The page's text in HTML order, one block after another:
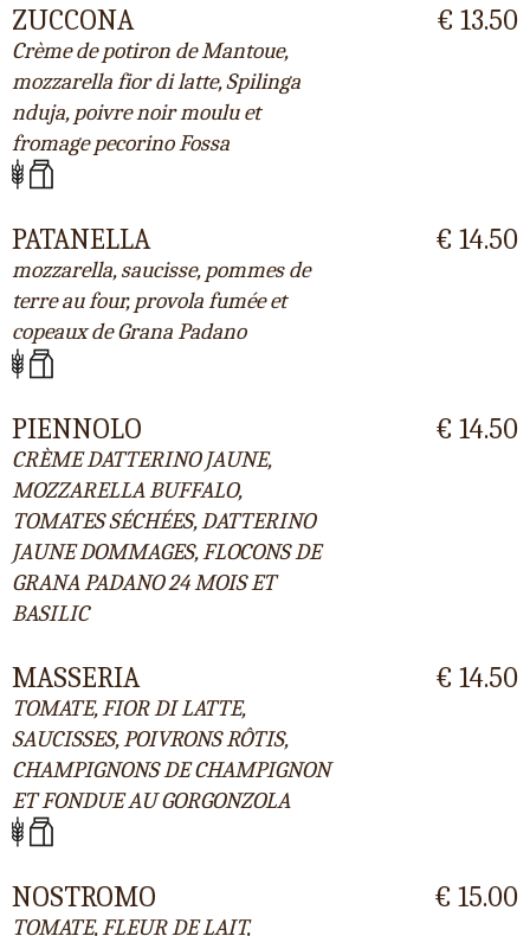
ZUCCONA
Crème de potiron de Mantoue,
mozzarella fior di latte, Spilinga
nduja, poivre noir moulu et
fromage pecorino Fossa
€ 13.50
PATANELLA
mozzarella, saucisse, pommes de
terre au four, provola fumée et
copeaux de Grana Padano
€ 14.50
PIENNOLO
CRÈME DATTERINO JAUNE,
MOZZARELLA BUFFALO,
TOMATES SÉCHÉES, DATTERINO
JAUNE DOMMAGES, FLOCONS DE
GRANA PADANO 24 MOIS ET
BASILIC
€ 14.50
MASSERIA
TOMATE, FIOR DI LATTE,
SAUCISSES, POIVRONS RÔTIS,
CHAMPIGNONS DE CHAMPIGNON
ET FONDUE AU GORGONZOLA
€ 14.50
NOSTROMO
TOMATE, FLEUR DE LAIT,
€ 15.00